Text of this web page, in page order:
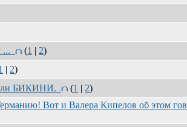
...
(1 | 2)
| 2)
БИКИНИ.
(1 | 2)
Вот и Валера Кипелов об этом